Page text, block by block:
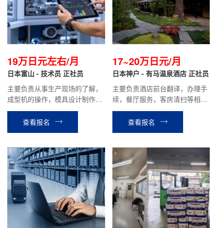
19万日元左右/月
日本富山 - 技术员 正社员
主要负责从事生产现场的了解，
成型机的操作，模具设计制作等
相关工作。
查看报名
17~20万日元/月
日本神户 - 有马温泉酒店 正社员
主要负责酒店前台翻译，办理手
续，餐厅服务，客房清扫等相关
工作。
查看报名